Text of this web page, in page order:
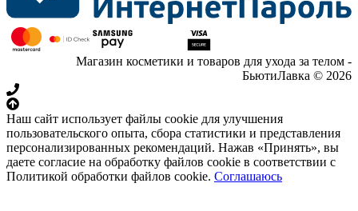
Магазин косметики и товаров для ухода за телом -
БьютиЛавка © 2026
Наш сайт использует файлы cookie для улучшения
пользовательского опыта, сбора статистики и представления
персонализированных рекомендаций. Нажав «Принять», вы
даете согласие на обработку файлов cookie в соответствии с
Политикой обработки файлов cookie. Соглашаюсь